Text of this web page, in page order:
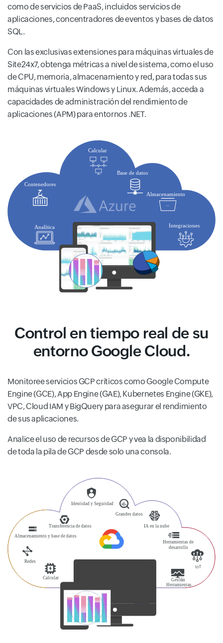
como de servicios de PaaS, incluidos servicios de
aplicaciones, concentradores de eventos y bases de datos
SQL.
Con las exclusivas extensiones para máquinas virtuales de
Site24x7, obtenga métricas a nivel de sistema, como el uso
de CPU, memoria, almacenamiento y red, para todas sus
máquinas virtuales Windows y Linux. Además, acceda a
capacidades de administración del rendimiento de
aplicaciones (APM) para entornos .NET.
Control en tiempo real de su
entorno Google Cloud.
Monitoree servicios GCP críticos como Google Compute
Engine (GCE), App Engine (GAE), Kubernetes Engine (GKE),
VPC, Cloud IAM y BigQuery para asegurar el rendimiento
de sus aplicaciones.
Analice el uso de recursos de GCP y vea la disponibilidad
de toda la pila de GCP desde solo una consola.